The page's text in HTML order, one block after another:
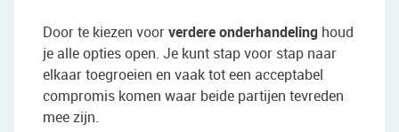
Door te kiezen voorverdere onderhandeling houd
je alle opties open. Je kunt stap voor stap naar
elkaar toegroeien en vaak tot een acceptabel
compromis komen waar beide partijen tevreden
mee zijn.